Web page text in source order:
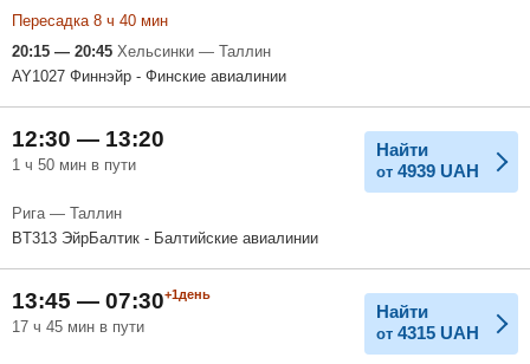
Пересадка 8 ч 40 мин
20:15 — 20:45 Хельсинки — Таллин
AY1027 Финнэйр - Финские авиалинии
12:30 — 13:20
1 ч 50 мин в пути
Найти
от 4939 UAH
Рига — Таллин
BT313 ЭйрБалтик - Балтийские авиалинии
13:45 — 07:30+1день
17 ч 45 мин в пути
Найти
от 4315 UAH